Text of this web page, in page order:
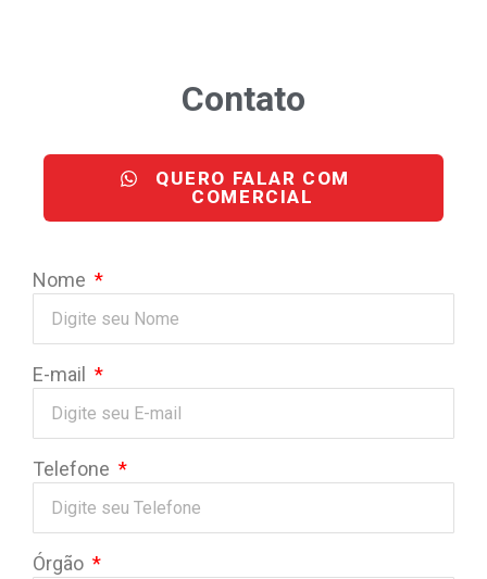
Contato
QUERO FALAR COM
COMERCIAL
Nome
E-mail
Telefone
Órgão